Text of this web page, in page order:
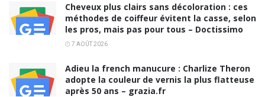
Cheveux plus clairs sans décoloration : ces
méthodes de coiffeur évitent la casse, selon
les pros, mais pas pour tous – Doctissimo
7 AOÛT 2026
Adieu la french manucure : Charlize Theron
adopte la couleur de vernis la plus flatteuse
après 50 ans – grazia.fr